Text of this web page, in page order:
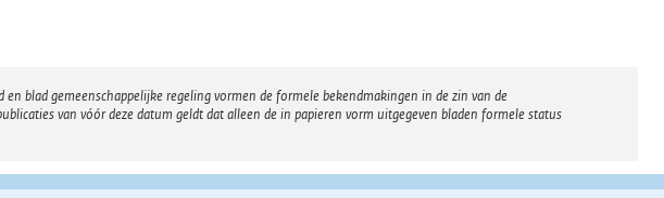
blad gemeenschappelijke regeling vormen de formele bekendmakingen in de zin van de
van vóór deze datum geldt dat alleen de in papieren vorm uitgegeven bladen formele status